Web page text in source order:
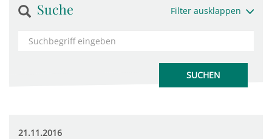
Suche Filter ausklappen
21.11.2016